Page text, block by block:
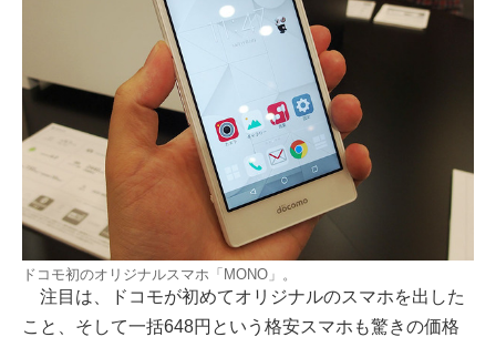
ドコモ初のオリジナルスマホ「MONO」。
注目は、ドコモが初めてオリジナルのスマホを出した
こと、そして一括648円という格安スマホも驚きの価格